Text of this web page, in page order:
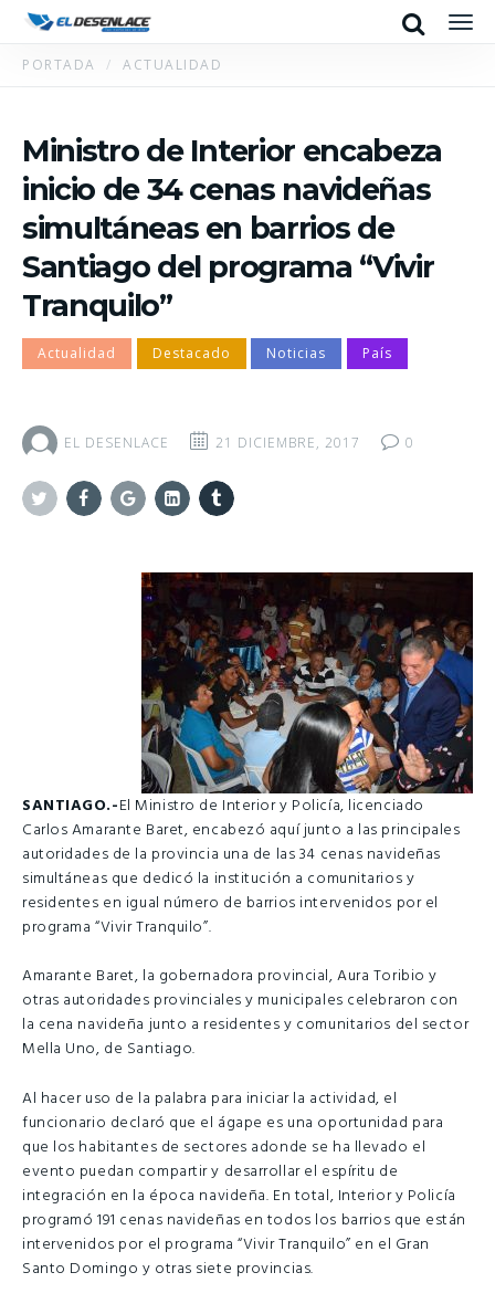
Search
PORTADA ACTUALIDAD
Ministro de Interior encabeza
inicio de 34 cenas navideñas
simultáneas en barrios de
Santiago del programa “Vivir
Tranquilo”
Actualidad Destacado Noticias País
EL DESENLACE 21 DICIEMBRE, 2017 0
SANTIAGO.-El Ministro de Interior y Policía, licenciado
Carlos Amarante Baret, encabezó aquí junto a las principales
autoridades de la provincia una de las 34 cenas navideñas
simultáneas que dedicó la institución a comunitarios y
residentes en igual número de barrios intervenidos por el
programa “Vivir Tranquilo”.
Amarante Baret, la gobernadora provincial, Aura Toribio y
otras autoridades provinciales y municipales celebraron con
la cena navideña junto a residentes y comunitarios del sector
Mella Uno, de Santiago.
Al hacer uso de la palabra para iniciar la actividad, el
funcionario declaró que el ágape es una oportunidad para
que los habitantes de sectores adonde se ha llevado el
evento puedan compartir y desarrollar el espíritu de
integración en la época navideña. En total, Interior y Policía
programó 191 cenas navideñas en todos los barrios que están
intervenidos por el programa “Vivir Tranquilo” en el Gran
Santo Domingo y otras siete provincias.